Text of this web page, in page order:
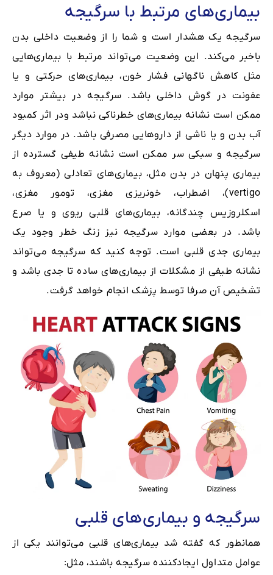
بیماری‌های مرتبط با سرگیجه
سرگیجه یک هشدار است و شما را از وضعیت داخلی بدن
باخبر می‌کند. این وضعیت می‌تواند مرتبط با بیماری‌هایی
مثل کاهش ناگهانی فشار خون، بیماری‌های حرکتی و یا
عفونت در گوش داخلی باشد. سرگیجه در بیشتر موارد
ممکن است نشانه بیماری‌های خطرناکی نباشد ودر اثر کمبود
آب بدن و یا ناشی از دارو‌هایی مصرفی‌ باشد. در موارد دیگر
سرگیجه و سبکی سر ممکن است نشانه طیفی گسترده از
بیماری پنهان در بدن مثل، بیماری‌های تعادلی (معروف به
vertigo)، اضطراب، خونریزی مغزی، تومور مغزی،
اسکلروزیس چندگانه، بیماری‌های قلبی ریوی و یا صرع
باشد. در بعضی موارد سرگیجه نیز زنگ خطر وجود یک
بیماری‌ جدی قلبی است. توجه کنید که سرگیجه می‌تواند
نشانه طیفی از مشکلات از بیمار‌ی‌های ساده تا جدی باشد و
تشخیص آن صرفا توسط پزشک انجام خواهد گرفت.
سرگیجه و بیماری‌های قلبی
همانطور که گفته شد بیماری‌های قلبی می‌توانند یکی از
عوامل متداول ایجاد‌کننده سرگیجه باشند، مثل: